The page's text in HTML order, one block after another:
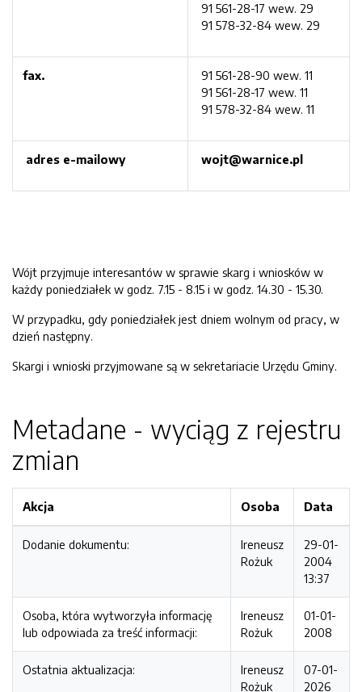
91 561-28-17 wew. 29
91 578-32-84 wew. 29
fax.
91 561-28-90 wew. 11
91 561-28-17 wew. 11
91 578-32-84 wew. 11
adres e-mailowy wojt@warnice.pl
Wójt przyjmuje interesantów w sprawie skarg i wniosków w
każdy poniedziałek w godz. 7.15 - 8.15 i w godz. 14.30 - 15.30.
W przypadku, gdy poniedziałek jest dniem wolnym od pracy, w
dzień następny.
Skargi i wnioski przyjmowane są w sekretariacie Urzędu Gminy.
Metadane - wyciąg z rejestru
zmian
Akcja Osoba Data
Dodanie dokumentu:
Ireneusz
Rożuk
29-01-
2004
13:37
Osoba, która wytworzyła informację
lub odpowiada za treść informacji:
Ireneusz
Rożuk
01-01-
2008
Ostatnia aktualizacja:
Ireneusz
Rożuk
07-01-
2026